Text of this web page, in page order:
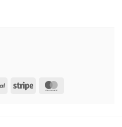
PayPal Stripe